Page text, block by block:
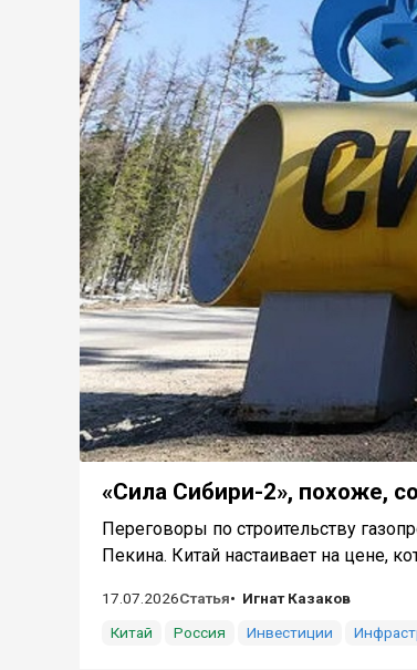
«Сила Сибири-2», похоже,
Переговоры по строительству
Пекина. Китай настаивает на цене,
17.07.2026Статья
Игнат Казаков
Китай
Россия Инвестиции